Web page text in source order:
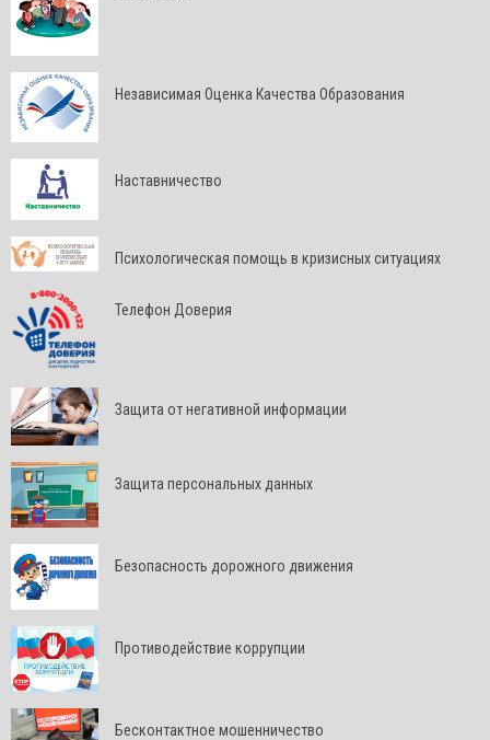
Независимая Оценка Качества Образования
Наставничество
Психологическая помощь в кризисных ситуациях
Телефон Доверия
Защита от негативной информации
Защита персональных данных
Безопасность дорожного движения
Противодействие коррупции
Бесконтактное мошенничество